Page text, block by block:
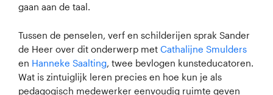
gaan aan de taal.
Tussen de penselen, verf en schilderijen sprak Sander
de Heer over dit onderwerp met Cathalijne Smulders
en Hanneke Saalting, twee bevlogen kunsteducatoren.
Wat is zintuiglijk leren precies en hoe kun je als
pedagogisch medewerker eenvoudig ruimte geven